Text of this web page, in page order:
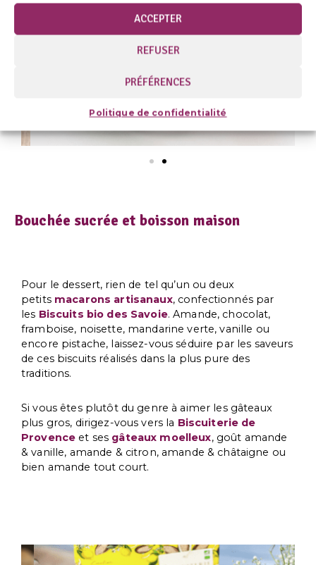
ACCEPTER
REFUSER
PRÉFÉRENCES
Politique de confidentialité
Bouchée sucrée et boisson maison
Pour le dessert, rien de tel qu’un ou deux
petits macarons artisanaux, confectionnés par
les Biscuits bio des Savoie. Amande, chocolat,
framboise, noisette, mandarine verte, vanille ou
encore pistache, laissez-vous séduire par les saveurs
de ces biscuits réalisés dans la plus pure des
traditions.
Si vous êtes plutôt du genre à aimer les gâteaux
plus gros, dirigez-vous vers la Biscuiterie de
Provence et ses gâteaux moelleux, goût amande
& vanille, amande & citron, amande & châtaigne ou
bien amande tout court.